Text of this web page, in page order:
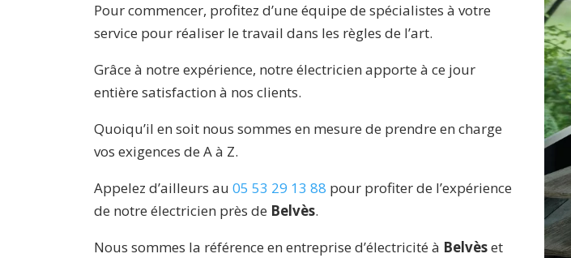
Pour commencer, profitez d’une équipe de spécialistes à votre
service pour réaliser le travail dans les règles de l’art.
Grâce à notre expérience, notre électricien apporte à ce jour
entière satisfaction à nos clients.
Quoiqu’il en soit nous sommes en mesure de prendre en charge
vos exigences de A à Z.
Appelez d’ailleurs au05 53 29 13 88 pour profiter de l’expérience
de notre électricien près de Belvès.
Nous sommes la référence en entreprise d’électricité à Belvèset